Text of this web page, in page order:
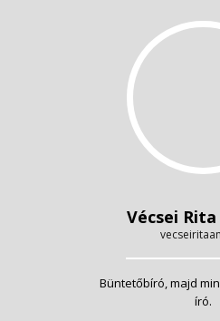
Vécsei
Büntetőbíró, majd
író.